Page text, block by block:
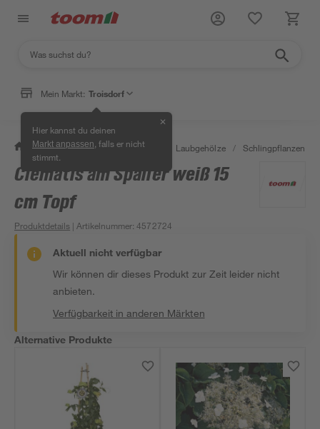
Mein Markt: Troisdorf
Hier kannst du deinen
Markt anpassen , falls er nicht
stimmt.
✕
/ Garten & Freizeit / Pflanzen Laubgehölze / Schlingpflanzen &
Clematis am Spalier weiß 15
cm Topf
Produktdetails | Artikelnummer:4572724
Aktuell nicht verfügbar
Wir können dir dieses Produkt zur Zeit leider nicht
anbieten.
Verfügbarkeit in anderen Märkten
Alternative Produkte